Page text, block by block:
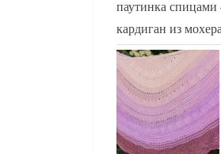
паутинка
кардиган из